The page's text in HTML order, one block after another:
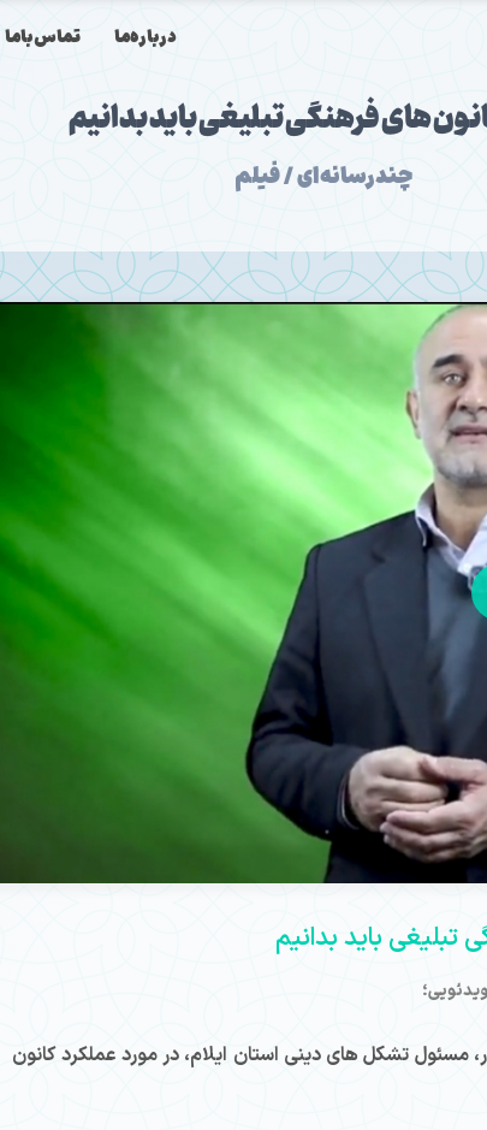
درباره‌ما تماس‌باما
های فرهنگی تبلیغی باید بدانیم
چندرسانه‌ای / فیلم
تبلیغی باید بدانیم
مسئول تشکل های دینی استان ایلام، در مورد عملکرد کانون